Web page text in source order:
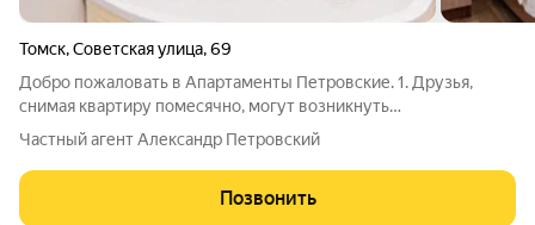
Томск,Советская улица,69
Добро пожаловать в Апартаменты Петровские. 1. Друзья,
снимая квартиру помесячно, могут возникнуть
дополнительные расходы, которые многие не учитывают
(покупка постельного белья, кастрюль, сковородок, утюга и
других мелочей для комфортного
Частный агент Александр Петровский
Позвонить